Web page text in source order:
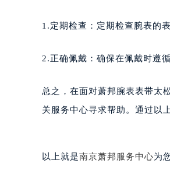
重庆市解放碑
黑龙江省黑河
黑龙江省牡丹
1.定期检查：定期检查腕表的
2.正确佩戴：确保在佩戴时遵
总之，在面对萧邦腕表表带太
关服务中心寻求帮助。通过以
以上就是南京萧邦服务中心为